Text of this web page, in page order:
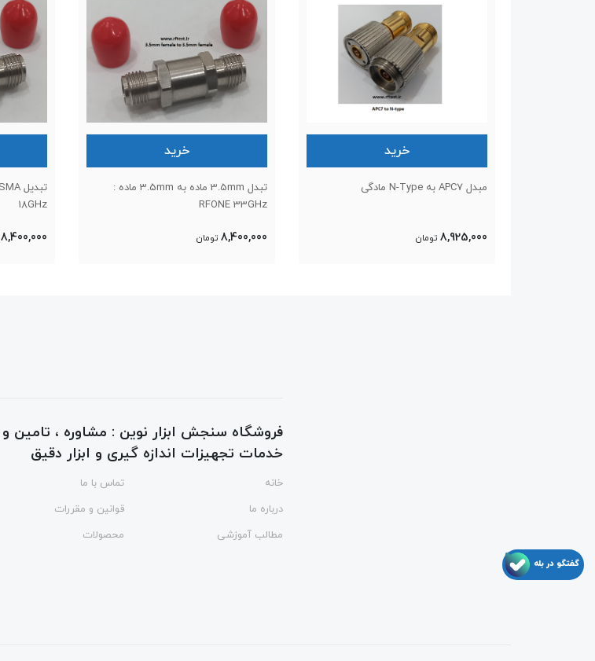
خرید
مبدل APC7 به N-Type مادگی
8,925,000 تومان
خرید
تبدل 3.5mm ماده به 3.5mm ماده :
RFONE 33GHz
8,400,000 تومان
18GHz
8,400,000
فروشگاه سنجش ابزار نوین : مشاوره ، تامین و
خدمات تجهیزات اندازه گیری و ابزار دقیق
خانه
تماس با ما
درباره ما
قوانین و مقررات
مطالب آموزشی
محصولات
گفتگو در بله